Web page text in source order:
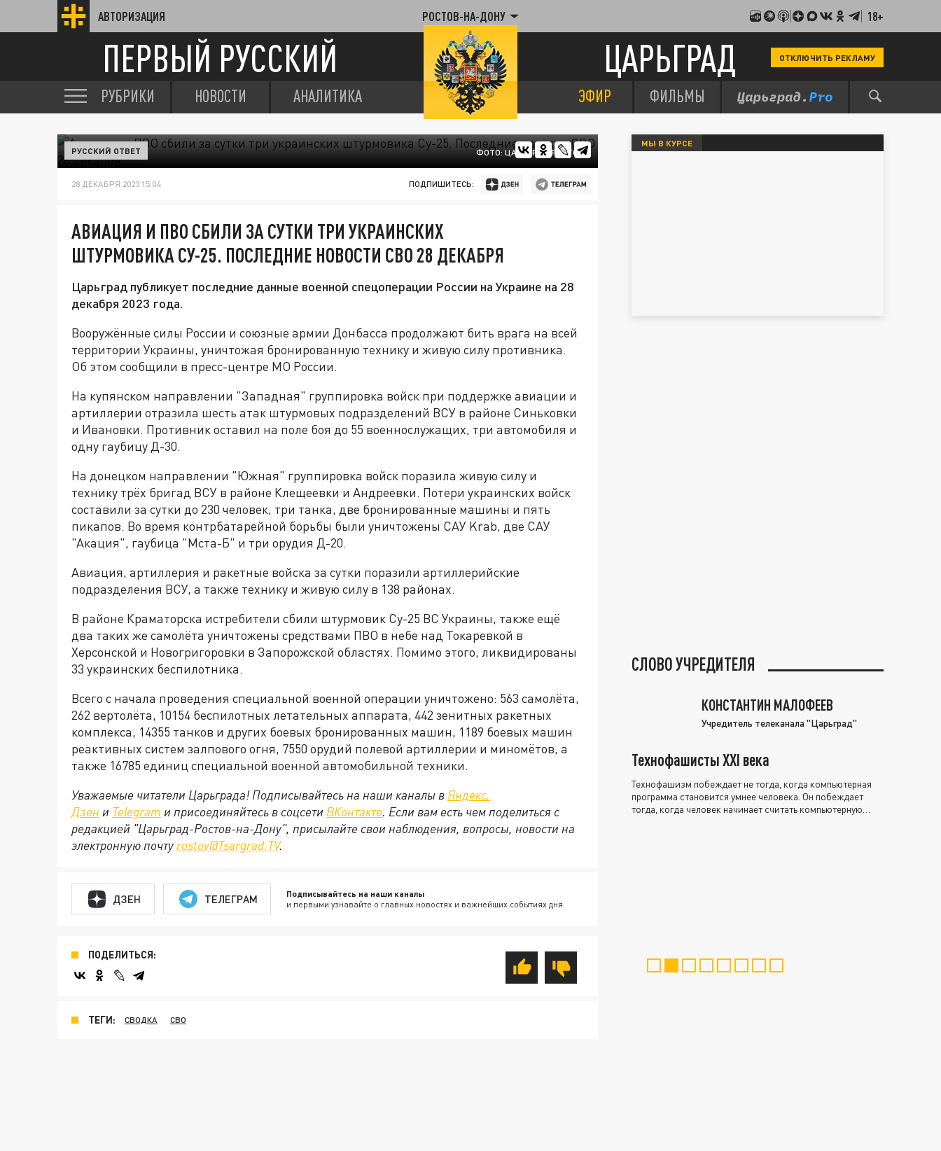
АВТОРИЗАЦИЯ РОСТОВ-НА-ДОНУ 18+
ПЕРВЫЙ РУССКИЙ ЦАРЬГРАД ОТКЛЮЧИТЬ РЕКЛАМУ
РУБРИКИ НОВОСТИ АНАЛИТИКА ЭФИР ФИЛЬМЫ
ФОТО: ЦАРЬГРАД РОСТОВ
РУССКИЙ ОТВЕТ
28 ДЕКАБРЯ 2023 15:04 ПОДПИШИТЕСЬ:
АВИАЦИЯ И ПВО СБИЛИ ЗА СУТКИ ТРИ УКРАИНСКИХ
ШТУРМОВИКА СУ-25. ПОСЛЕДНИЕ НОВОСТИ СВО 28 ДЕКАБРЯ
Царьград публикует последние данные военной спецоперации России на Украине на 28
декабря 2023 года.
Вооружённые силы России и союзные армии Донбасса продолжают бить врага на всей
территории Украины, уничтожая бронированную технику и живую силу противника.
Об этом сообщили в пресс-центре МО России.
На купянском направлении "Западная" группировка войск при поддержке авиации и
артиллерии отразила шесть атак штурмовых подразделений ВСУ в районе Синьковки
и Ивановки. Противник оставил на поле боя до 55 военнослужащих, три автомобиля и
одну гаубицу Д-30.
На донецком направлении "Южная" группировка войск поразила живую силу и
технику трёх бригад ВСУ в районе Клещеевки и Андреевки. Потери украинских войск
составили за сутки до 230 человек, три танка, две бронированные машины и пять
пикапов. Во время контрбатарейной борьбы были уничтожены САУ Krab, две САУ
"Акация", гаубица "Мста-Б" и три орудия Д-20.
Авиация, артиллерия и ракетные войска за сутки поразили артиллерийские
подразделения ВСУ, а также технику и живую силу в 138 районах.
В районе Краматорска истребители сбили штурмовик Су-25 ВС Украины, также ещё
два таких же самолёта уничтожены средствами ПВО в небе над Токаревкой в
Херсонской и Новогригоровки в Запорожской областях. Помимо этого, ликвидированы
33 украинских беспилотника.
Всего с начала проведения специальной военной операции уничтожено: 563 самолёта,
262 вертолёта, 10154 беспилотных летательных аппарата, 442 зенитных ракетных
комплекса, 14355 танков и других боевых бронированных машин, 1189 боевых машин
реактивных систем залпового огня, 7550 орудий полевой артиллерии и миномётов, а
также 16785 единиц специальной военной автомобильной техники.
Уважаемые читатели Царьграда! Подписывайтесь на наши каналы вЯндекс.
Дзен и Telegram и присоединяйтесь в соцсети ВКонтакте. Если вам есть чем поделиться с
редакцией "Царьград-Ростов-на-Дону", присылайте свои наблюдения, вопросы, новости на
электронную почту rostov@Tsargrad.ТV.
ДЗЕН ТЕЛЕГРАМ Подписывайтесь на наши каналы
и первыми узнавайте о главных новостях и важнейших событиях дня.
ПОДЕЛИТЬСЯ:
ТЕГИ: СВОДКА СВО
МЫ В КУРСЕ
СЛОВО УЧРЕДИТЕЛЯ
КОНСТАНТИН МАЛОФЕЕВ
Учредитель телеканала "Царьград"
Технофашисты XXI века
Технофашизм побеждает не тогда, когда компьютерная
программа становится умнее человека. Он побеждает
тогда, когда человек начинает считать компьютерную